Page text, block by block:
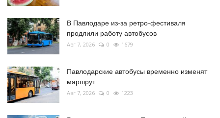
В Павлодаре из-за ретро-фестиваля
продлили работу автобусов
Авг 7, 2026 0 1679
Павлодарские автобусы временно изменят
маршрут
Авг 7, 2026 0 1223